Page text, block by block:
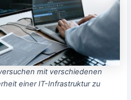
mit verschiedenen
einer IT-Infrastruktur zu